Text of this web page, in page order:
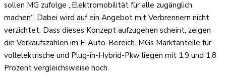
sollen MG zufolge „Elektromobilität für alle zugänglich
machen“. Dabei wird auf ein Angebot mit Verbrennern nicht
verzichtet. Dass dieses Konzept aufzugehen scheint, zeigen
die Verkaufszahlen im E-Auto-Bereich. MGs Marktanteile für
vollelektrische und Plug-in-Hybrid-Pkw liegen mit 1,9 und 1,8
Prozent vergleichsweise hoch.